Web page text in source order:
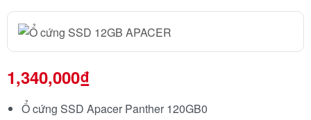
1,340,000₫
Ổ cứng SSD Apacer Panther 120GB0